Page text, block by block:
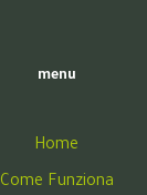
menu
Home
Come Funziona